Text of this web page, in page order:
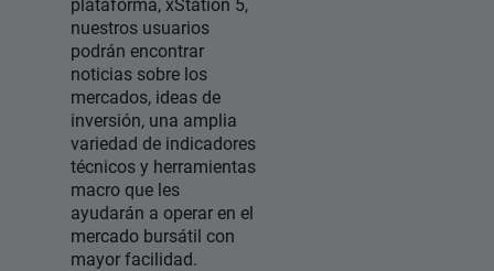
nuestros usuarios
podrán encontrar
noticias sobre los
mercados, ideas de
inversión, una amplia
variedad de indicadores
técnicos y herramientas
macro que les
ayudarán a operar en el
mercado bursátil con
mayor facilidad.